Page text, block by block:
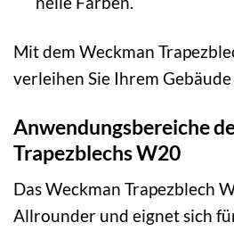
Mit dem Weckman
verleihen Sie Ihrem Gebäude
Anwendungsbereiche
Trapezblechs W20
Das Weckman Trapezblech
Allrounder und eignet sich